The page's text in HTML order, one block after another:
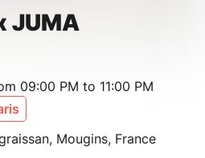
JUMA
09:00 PM to 11:00 PM
Mougins, France